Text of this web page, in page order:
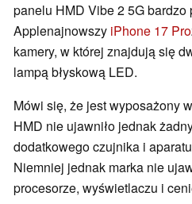
panelu HMD Vibe 2 5G bardzo
Applenajnowszy iPhone 17 Pro
kamery, w której znajdują się
lampą błyskową LED.
Mówi się, że jest wyposażony
HMD nie ujawniło jednak
dodatkowego czujnika i
Niemniej jednak marka nie
procesorze, wyświetlaczu i